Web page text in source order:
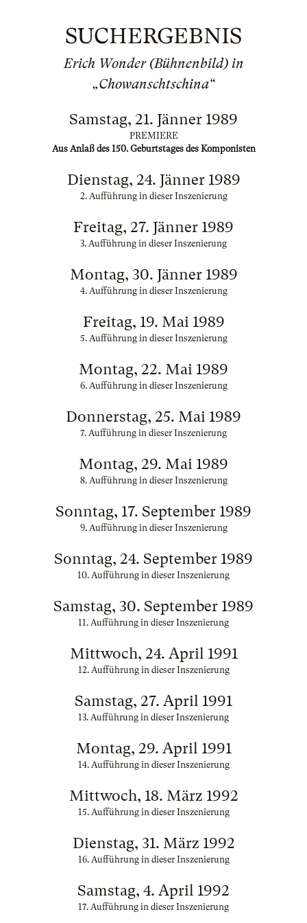
SUCHERGEBNIS
Erich Wonder (Bühnenbild) in
„Chowanschtschina“
Samstag, 21. Jänner 1989
PREMIERE
Aus Anlaß des 150. Geburtstages des Komponisten
Dienstag, 24. Jänner 1989
2. Aufführung in dieser Inszenierung
Freitag, 27. Jänner 1989
3. Aufführung in dieser Inszenierung
Montag, 30. Jänner 1989
4. Aufführung in dieser Inszenierung
Freitag, 19. Mai 1989
5. Aufführung in dieser Inszenierung
Montag, 22. Mai 1989
6. Aufführung in dieser Inszenierung
Donnerstag, 25. Mai 1989
7. Aufführung in dieser Inszenierung
Montag, 29. Mai 1989
8. Aufführung in dieser Inszenierung
Sonntag, 17. September 1989
9. Aufführung in dieser Inszenierung
Sonntag, 24. September 1989
10. Aufführung in dieser Inszenierung
Samstag, 30. September 1989
11. Aufführung in dieser Inszenierung
Mittwoch, 24. April 1991
12. Aufführung in dieser Inszenierung
Samstag, 27. April 1991
13. Aufführung in dieser Inszenierung
Montag, 29. April 1991
14. Aufführung in dieser Inszenierung
Mittwoch, 18. März 1992
15. Aufführung in dieser Inszenierung
Dienstag, 31. März 1992
16. Aufführung in dieser Inszenierung
Samstag, 4. April 1992
17. Aufführung in dieser Inszenierung